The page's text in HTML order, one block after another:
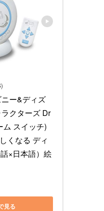
ー&ディズ
クターズ Dr
ム スイッチ)
くなる ディ
×日本語）絵
見る